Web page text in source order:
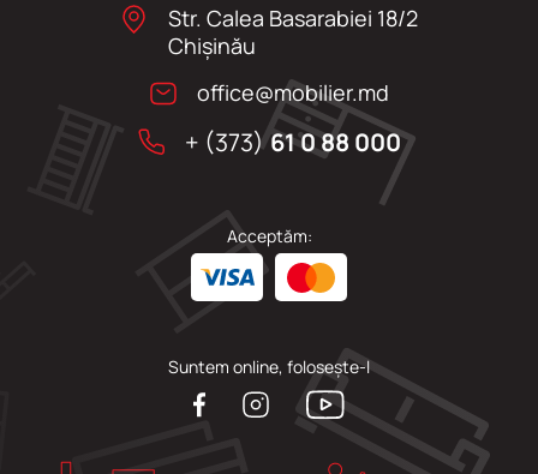
Str. Calea Basarabiei 18/2
Chişinău
office@mobilier.md
+ (373)61 0 88 000
Acceptăm:
Suntem online, folosește-l